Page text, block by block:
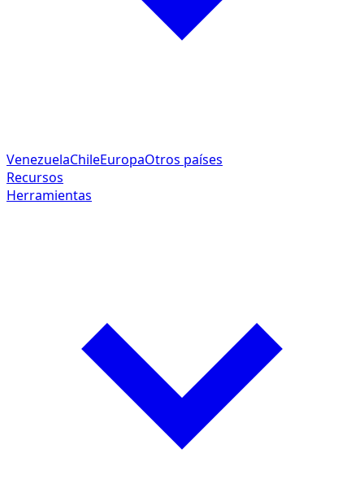
VenezuelaChileEuropaOtros países
Recursos
Herramientas